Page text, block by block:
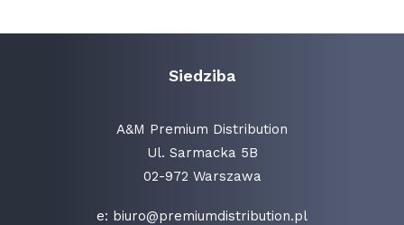
Siedziba
A&M Premium Distribution
Ul. Sarmacka 5B
02-972 Warszawa
e: biuro@premiumdistribution.pl